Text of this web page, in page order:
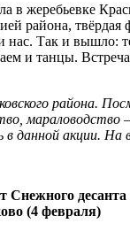
в жеребьевке
района,
нас. Так и
и танцы.
района.
данной акции.
(4 февраля)